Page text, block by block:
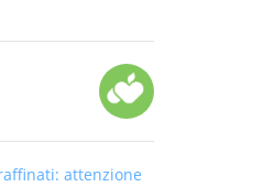
attenzione